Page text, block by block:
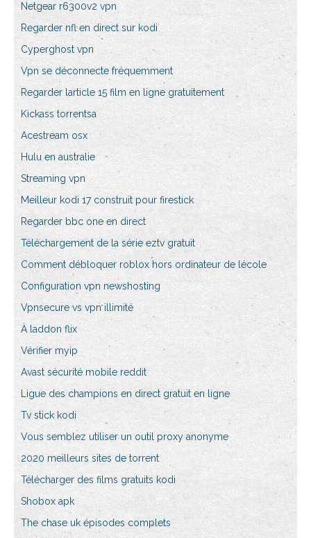
Netgear r6300v2 vpn
Regarder nfl en direct sur kodi
Cyperghost vpn
Vpn se déconnecte fréquemment
Regarder larticle 15 film en ligne gratuitement
Kickass torrentsa
Acestream osx
Hulu en australie
Streaming vpn
Meilleur kodi 17 construit pour firestick
Regarder bbc one en direct
Téléchargement de la série eztv gratuit
Comment débloquer roblox hors ordinateur de lécole
Configuration vpn newshosting
Vpnsecure vs vpn illimité
À laddon flix
Vérifier myip
Avast sécurité mobile reddit
Ligue des champions en direct gratuit en ligne
Tv stick kodi
Vous semblez utiliser un outil proxy anonyme
2020 meilleurs sites de torrent
Télécharger des films gratuits kodi
Shobox apk
The chase uk épisodes complets